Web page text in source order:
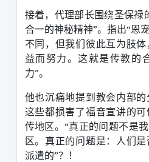
接着，代理部长围绕圣保禄
合一的神秘精神”。指出“恩
不同，但我们彼此互为肢
益而努力。这就是传教的
力”。
他也沉痛地提到教会内部的
这些都损害了福音宣讲的
传地区。 “真正的问题不是
区。真正的问题是：人们
派遣的”？！